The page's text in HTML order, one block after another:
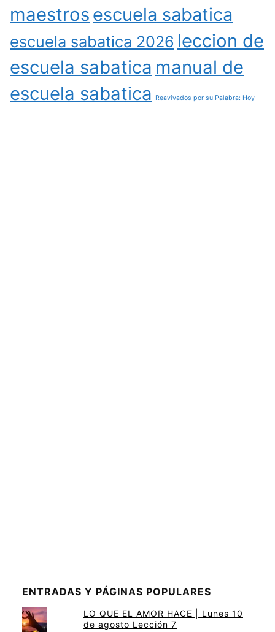
maestros escuela sabatica
escuela sabatica 2026 leccion de
escuela sabatica manual de
escuela sabatica
Reavivados por su Palabra: Hoy
ENTRADAS Y PÁGINAS POPULARES
LO QUE EL AMOR HACE | Lunes 10
de agosto Lección 7